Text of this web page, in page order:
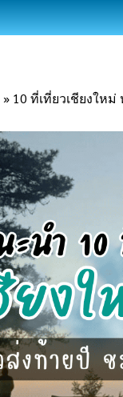
» 10 ที่เที่ยวเชียงให